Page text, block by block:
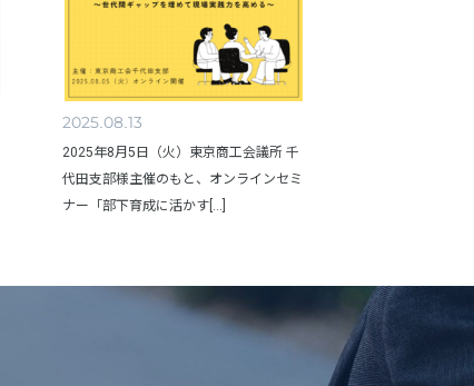
2025.08.13
2025年8月5日（火）東京商工会議所 千
代田支部様主催のもと、オンラインセミ
ナー「部下育成に活かす[...]